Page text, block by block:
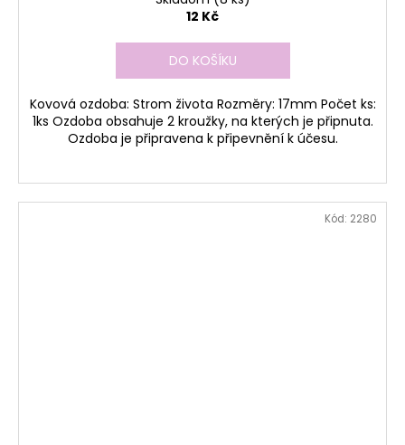
12 Kč
DO KOŠÍKU
Kovová ozdoba: Strom života Rozměry: 17mm Počet ks:
1ks Ozdoba obsahuje 2 kroužky, na kterých je připnuta.
Ozdoba je připravena k připevnění k účesu.
Kód: 2280